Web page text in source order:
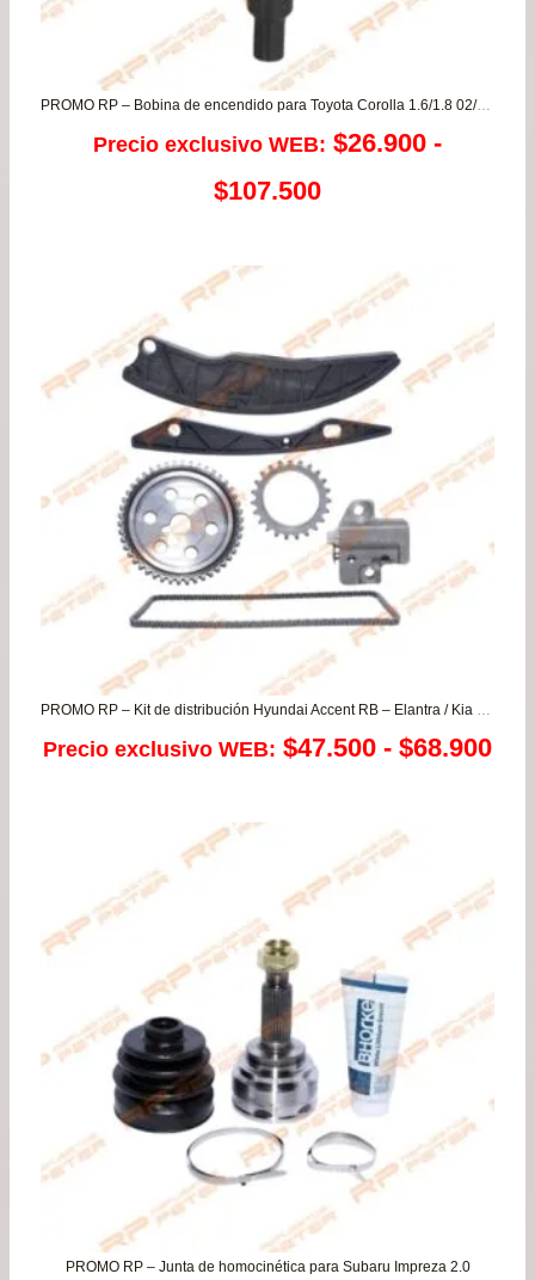
PROMO RP – Bobina de encendido para Toyota Corolla 1.6/1.8 02/11 – Rav 1.8 04/06
Precio exclusivo WEB: $26.900 -
$107.500Rango
precios:
desde
$26.900
hasta
$107.500
PROMO RP – Kit de distribución Hyundai Accent RB – Elantra / Kia Cerato – Rio 3/4/5 1.4
Precio exclusivo WEB: $47.500 - $68.900
PROMO RP – Junta de homocinética para Subaru Impreza 2.0